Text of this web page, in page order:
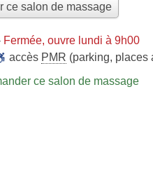
ce salon de massage
Fermée, ouvre lundi à 9h00
accès PMR (parking, places
ce salon de massage